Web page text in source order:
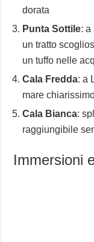
dorata
Punta Sottile: a
un tratto
un tuffo nelle
Cala Fredda: a
mare
Cala Bianca:
raggiungibile
Immersioni